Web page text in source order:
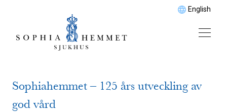
English
Sophiahemmet – 125 års utveckling av
god vård